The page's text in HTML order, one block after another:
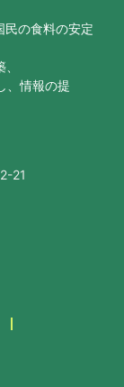
民の食料の安定
、情報の提
21